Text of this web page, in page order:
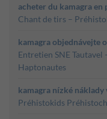
acheter du kamagra en
Chant de tirs –
kamagra objednávejte
Entretien SNE Tautavel
Haptonautes
kamagra nízké náklady
Préhistokids